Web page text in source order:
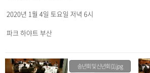
2020년 1월 4일 토요일 저녁 6시
파크 하야트 부산
송년회 및 신년회 (1).jpg